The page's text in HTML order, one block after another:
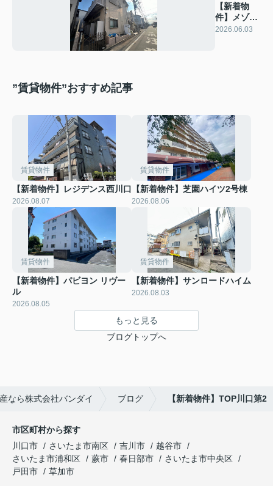
【新着物
件】メゾ
ン・ド・ロ
2026.06.03
”賃貸物件”おすすめ記事
賃貸物件
【新着物件】レジデンス西川口
2026.08.07
賃貸物件
【新着物件】芝園ハイツ2号棟
2026.08.06
賃貸物件
【新着物件】パビヨン リヴー
ル
2026.08.05
賃貸物件
【新着物件】サンロードハイム
2026.08.03
もっと見る
ブログトップへ
なら株式会社バンダイ ブログ 【新着物件】TOP川口第2
市区町村から探す
川口市
さいたま市南区 吉川市
越谷市
さいたま市浦和区
蕨市 春日部市
さいたま市中央区
戸田市
草加市